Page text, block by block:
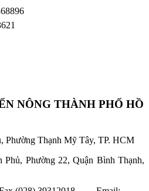
NÔNG THÀNH PHỐ HỒ
Phường Thạnh Mỹ Tây, TP. HCM
Phường 22, Quận Bình Thạnh,